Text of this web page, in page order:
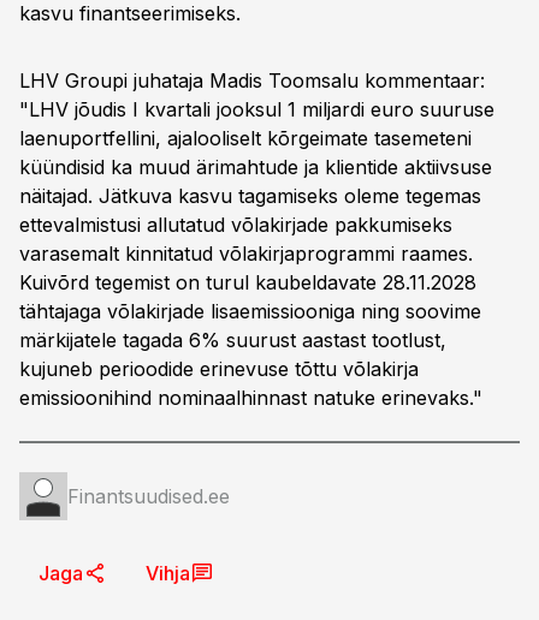
kasvu finantseerimiseks.
LHV Groupi juhataja Madis Toomsalu kommentaar:
"LHV jõudis I kvartali jooksul 1 miljardi euro suuruse
laenuportfellini, ajalooliselt kõrgeimate tasemeteni
küündisid ka muud ärimahtude ja klientide aktiivsuse
näitajad. Jätkuva kasvu tagamiseks oleme tegemas
ettevalmistusi allutatud võlakirjade pakkumiseks
varasemalt kinnitatud võlakirjaprogrammi raames.
Kuivõrd tegemist on turul kaubeldavate 28.11.2028
tähtajaga võlakirjade lisaemissiooniga ning soovime
märkijatele tagada 6% suurust aastast tootlust,
kujuneb perioodide erinevuse tõttu võlakirja
emissioonihind nominaalhinnast natuke erinevaks."
Finantsuudised.ee
Jaga Vihja